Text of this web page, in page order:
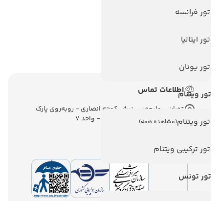
تور فرانسه
تور ایتالیا
تور یونان
تور ویتنام
تور ویتنام(مشاهده همه)
تور ترکیبی ویتنام
تور تونس
تور پوکت
اطلاعات تماس
تهران - ولیعصر - نبش کوچه انصاری - روبه‌روی پارک
ملت - برج ملت - طبقه ششم - واحد 7